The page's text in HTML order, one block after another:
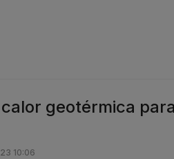
geotérmica
10:06